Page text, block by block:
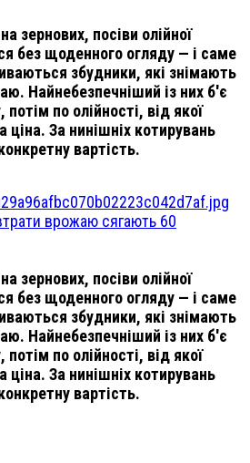
зернових, посіви олійної
без щоденного огляду — і саме
збудники, які знімають
Найнебезпечніший із них б'є
по олійності, від якої
За нинішніх котирувань
вартість.
врожаю сягають 60
зернових, посіви олійної
без щоденного огляду — і саме
збудники, які знімають
Найнебезпечніший із них б'є
по олійності, від якої
За нинішніх котирувань
вартість.